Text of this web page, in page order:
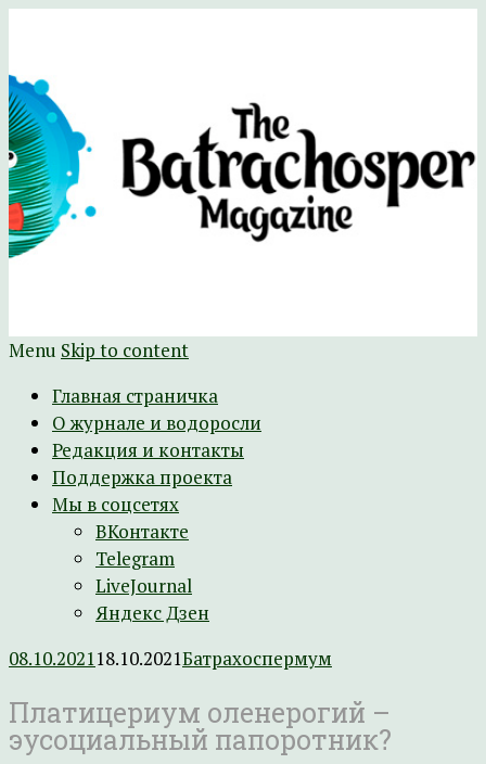
The Batrachospermum Magazine
Батрахоспермум (официальный сайт)
Menu Skip to content
Главная страничка
О журнале и водоросли
Редакция и контакты
Поддержка проекта
Мы в соцсетях
ВКонтакте
Telegram
LiveJournal
Яндекс Дзен
08.10.202118.10.2021Батрахоспермум
Платицериум оленерогий –
эусоциальный папоротник?